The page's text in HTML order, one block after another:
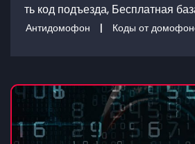
ть код подъезда, Бесплатная
Антидомофон | Коды от